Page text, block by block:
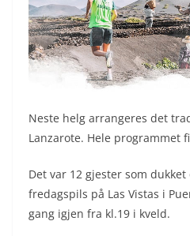
Neste helg arrangeres det
Lanzarote. Hele programmet
Det var 12 gjester som
fredagspils på Las Vistas i
gang igjen fra kl.19 i kveld.